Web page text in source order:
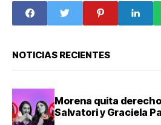
por ser "hombre
de fe"
NOTICIAS RECIENTES
Morena quita
Salvatori y Graciela